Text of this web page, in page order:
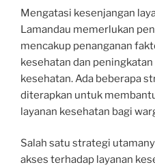
Mengatasi kesenjangan
Lamandau memerlukan
mencakup penanganan
kesehatan dan
kesehatan. Ada beberapa
diterapkan untuk
layanan kesehatan bagi
Salah satu strategi
akses terhadap layanan